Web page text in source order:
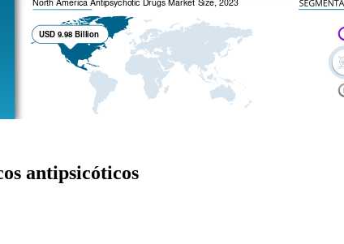
antipsicóticos